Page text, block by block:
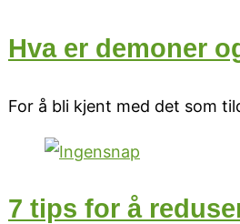
Hva er demoner
For å bli kjent med det som
7 tips for å